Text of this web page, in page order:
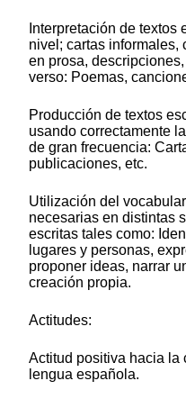
Interpretación de textos
nivel; cartas informales,
en prosa,
verso: Poemas,
Producción de textos
usando correctamente
de gran frecuencia:
publicaciones, etc.
Utilización del
necesarias en distintas
escritas tales como:
lugares y personas,
proponer ideas, narrar
creación propia.
Actitudes:
Actitud positiva hacia la
lengua española.